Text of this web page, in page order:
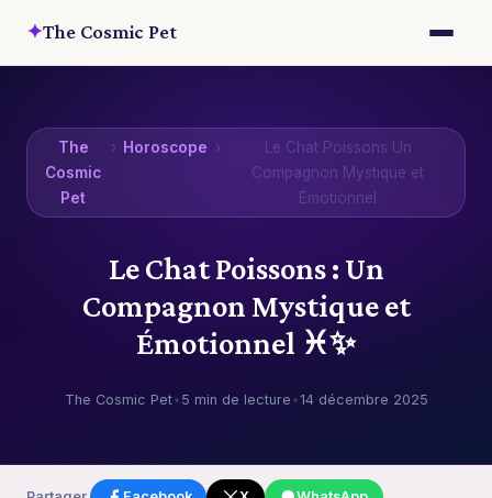
✦The Cosmic Pet
The
Cosmic
Pet
› Horoscope ›
Le Chat Poissons Un
Compagnon Mystique et
Émotionnel
Le Chat Poissons : Un
Compagnon Mystique et
Émotionnel ♓✨
The Cosmic Pet• 5 min de lecture •14 décembre 2025